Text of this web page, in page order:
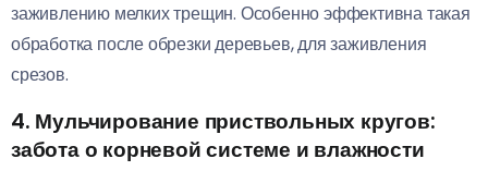
заживлению мелких трещин. Особенно эффективна такая
обработка после обрезки деревьев, для заживления
срезов.
4. Мульчирование приствольных кругов:
забота о корневой системе и влажности